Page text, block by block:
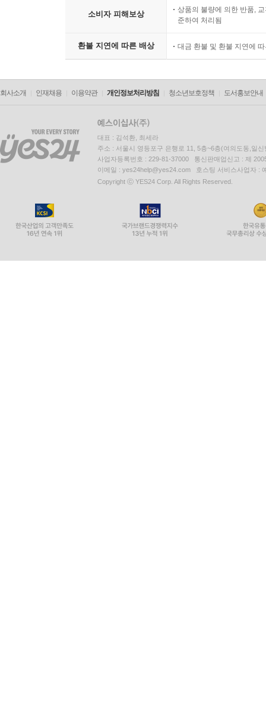
소비자 피해보상
상품의 불량에 의한 반품,
준하여 처리됨
환불 지연에 따른 배상 대금 환불 및 환불 지연에
회사소개 인재채용 이용약관 개인정보처리방침 청소년보호정책 도서홍보안내
대표 : 김석환, 최세라
주소 : 서울시 영등포구 은행로 11, 5층~6층(여의도동,일신
사업자등록번호 : 229-81-37000 통신판매업신고 : 제
이메일 : yes24help@yes24.com 호스팅 서비스사업자 :
Copyright ⓒ YES24 Corp. All Rights Reserved.